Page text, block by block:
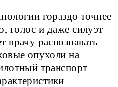
гораздо точнее
голос и даже силуэт
врачу распознавать
опухоли на
транспорт